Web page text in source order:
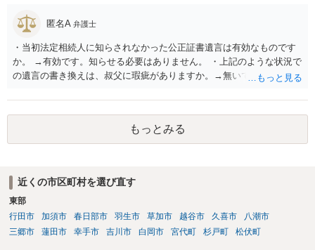
匿名A 弁護士
・当初法定相続人に知らされなかった公正証書遺言は有効なものです
か。 →有効です。知らせる必要はありません。 ・上記のような状況で
の遺言の書き換えは、叔父に瑕疵がありますか。→無いです。 ・分割
ますか。 →本人が自由に決められますので、どこが妥当とは言えない
です。客観的な基準もありません。 ・できれば穏やかに、分割を拒否
することはできますか。 →分割を拒否するということは、遺産はいら
ないということでしょうか。遺言で、受取を指定されててもいらない
もっとみる
近くの市区町村を選び直す
東部
行田市
加須市 春日部市 羽生市 草加市 越谷市 久喜市
八潮市
三郷市
蓮田市 幸手市 吉川市 白岡市 宮代町 杉戸町 松伏町